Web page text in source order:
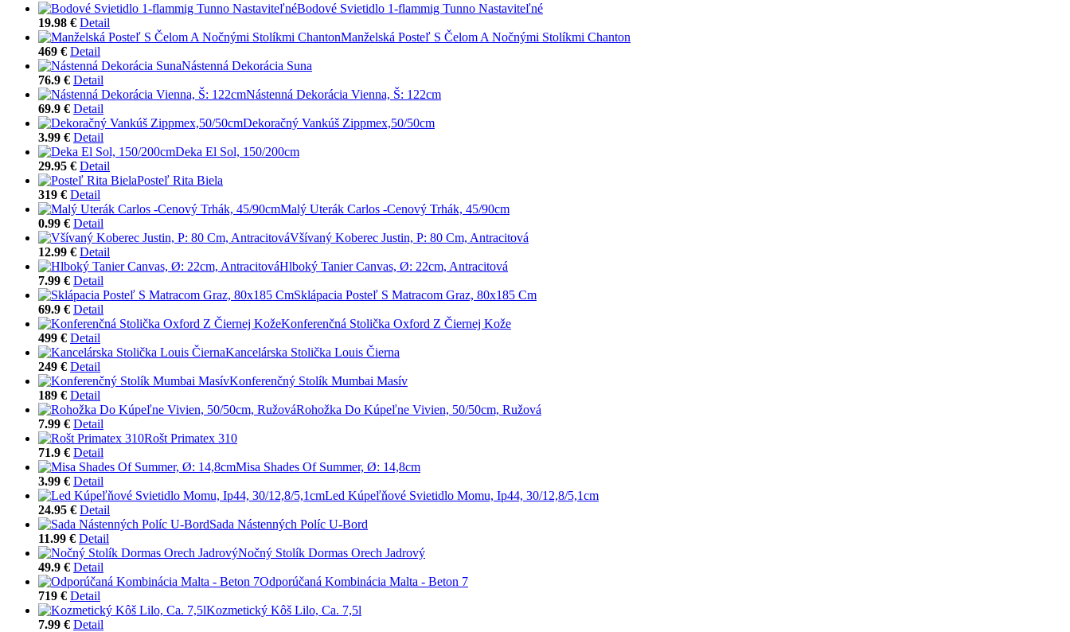
Bodové Svietidlo 1-flammig Tunno Nastaviteľné
19.98 € Detail
Manželská Posteľ S Čelom A Nočnými Stolíkmi Chanton
469 € Detail
Nástenná Dekorácia Suna
76.9 € Detail
Nástenná Dekorácia Vienna, Š: 122cm
69.9 € Detail
Dekoračný Vankúš Zippmex,50/50cm
3.99 € Detail
Deka El Sol, 150/200cm
29.95 € Detail
Posteľ Rita Biela
319 € Detail
Malý Uterák Carlos -Cenový Trhák, 45/90cm
0.99 € Detail
Všívaný Koberec Justin, P: 80 Cm, Antracitová
12.99 € Detail
Hlboký Tanier Canvas, Ø: 22cm, Antracitová
7.99 € Detail
Sklápacia Posteľ S Matracom Graz, 80x185 Cm
69.9 € Detail
Konferenčná Stolička Oxford Z Čiernej Kože
499 € Detail
Kancelárska Stolička Louis Čierna
249 € Detail
Konferenčný Stolík Mumbai Masív
189 € Detail
Rohožka Do Kúpeľne Vivien, 50/50cm, Ružová
7.99 € Detail
Rošt Primatex 310
71.9 € Detail
Misa Shades Of Summer, Ø: 14,8cm
3.99 € Detail
Led Kúpeľňové Svietidlo Momu, Ip44, 30/12,8/5,1cm
24.95 € Detail
Sada Nástenných Políc U-Bord
11.99 € Detail
Nočný Stolík Dormas Orech Jadrový
49.9 € Detail
Odporúčaná Kombinácia Malta - Beton 7
719 € Detail
Kozmetický Kôš Lilo, Ca. 7,5l
7.99 € Detail